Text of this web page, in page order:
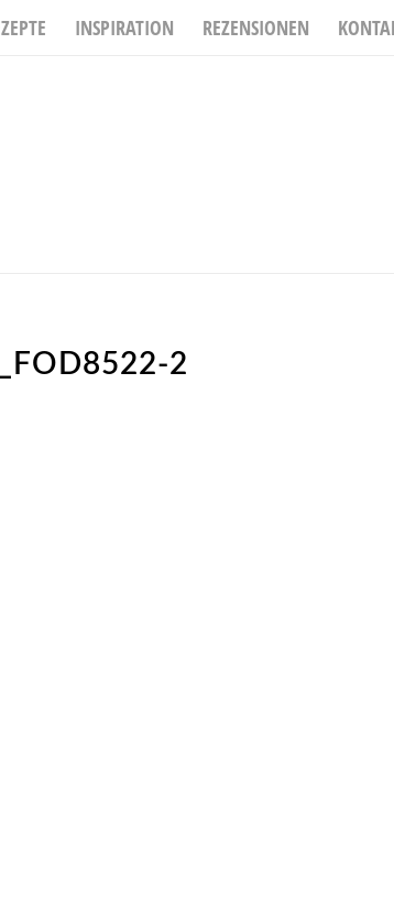
INSPIRATION REZENSIONEN
_FOD8522-2